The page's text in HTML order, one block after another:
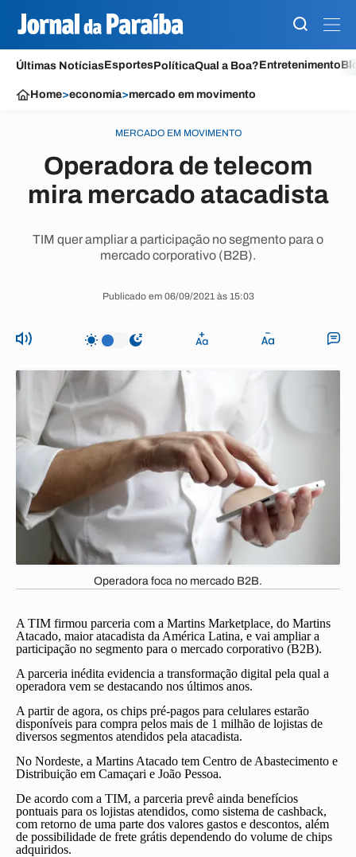
Últimas NotíciasEsportesPolíticaQual a Boa?Entretenimento
Home>economia>mercado em movimento
MERCADO EM MOVIMENTO
Operadora de telecom
mira mercado atacadista
TIM quer ampliar a participação no segmento para o
mercado corporativo (B2B).
Publicado em 06/09/2021 às 15:03
Operadora foca no mercado B2B.
A TIM firmou parceria com a Martins Marketplace, do Martins
Atacado, maior atacadista da América Latina, e vai ampliar a
participação no segmento para o mercado corporativo (B2B).
A parceria inédita evidencia a transformação digital pela qual a
operadora vem se destacando nos últimos anos.
A partir de agora, os chips pré-pagos para celulares estarão
disponíveis para compra pelos mais de 1 milhão de lojistas de
diversos segmentos atendidos pela atacadista.
No Nordeste, a Martins Atacado tem Centro de Abastecimento e
Distribuição em Camaçari e João Pessoa.
De acordo com a TIM, a parceria prevê ainda benefícios
pontuais para os lojistas atendidos, como sistema de cashback,
com retorno de uma parte dos valores gastos e descontos, além
de possibilidade de frete grátis dependendo do volume de chips
adquiridos.